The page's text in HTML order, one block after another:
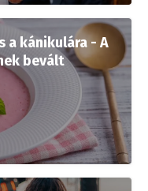
a kánikulára - A
bevált